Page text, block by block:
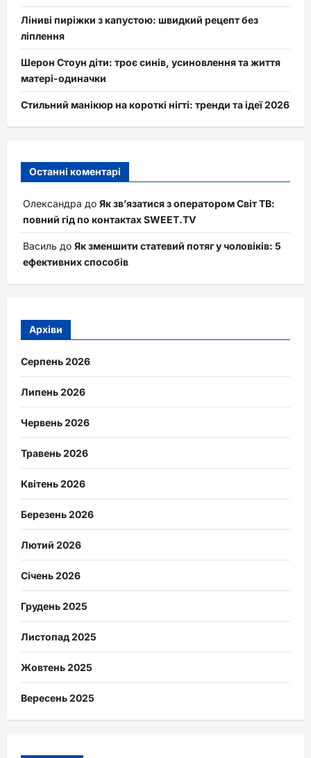
Ліниві пиріжки з капустою: швидкий рецепт без
ліплення
Шерон Стоун діти: троє синів, усиновлення та життя
матері-одиначки
Стильний манікюр на короткі нігті: тренди та ідеї 2026
Останні коментарі
Олександра до Як зв’язатися з оператором Світ ТВ:
повний гід по контактах SWEET.TV
Василь до Як зменшити статевий потяг у чоловіків: 5
ефективних способів
Архіви
Серпень 2026
Липень 2026
Червень 2026
Травень 2026
Квітень 2026
Березень 2026
Лютий 2026
Січень 2026
Грудень 2025
Листопад 2025
Жовтень 2025
Вересень 2025